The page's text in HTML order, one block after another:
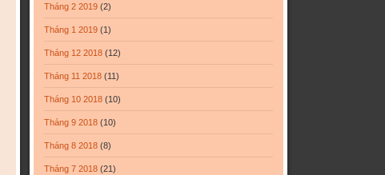
Tháng 2 2019 (2)
Tháng 1 2019 (1)
Tháng 12 2018 (12)
Tháng 11 2018 (11)
Tháng 10 2018 (10)
Tháng 9 2018 (10)
Tháng 8 2018 (8)
Tháng 7 2018 (21)